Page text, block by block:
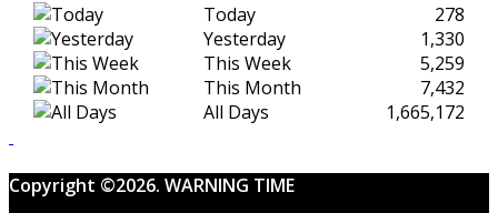
Today
278
Yesterday
1,330
This Week
5,259
This Month
7,432
All Days
1,665,172
Copyright ©2026. WARNING TIME